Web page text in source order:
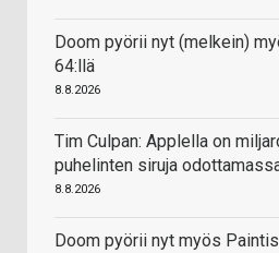
Doom pyörii nyt (melkein)
64:llä
8.8.2026
Tim Culpan: Applella on
puhelinten siruja
8.8.2026
Doom pyörii nyt myös